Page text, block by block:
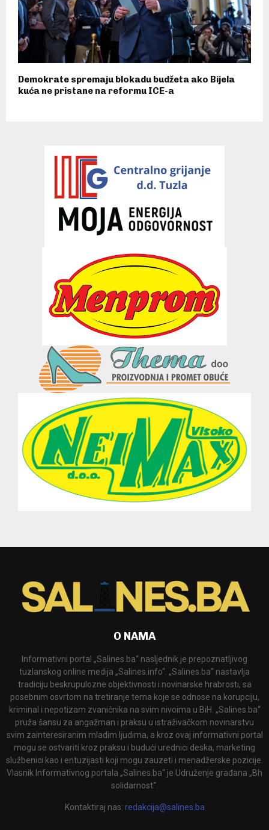
Demokrate spremaju blokadu budžeta ako Bijela
kuća ne pristane na reformu ICE-a
O NAMA
Informativni portal „Salines.ba“ nasljednik je prepoznatljivog
tuzlanskog online medija „Salines.info“. „Salines.ba“ nastavlja
tradiciju beskrupulozne objektivnosti i novinarske hrabrosti, sa
posebnim osvrtom na tretiranje tema koje se odnose na korupciju,
kriminal i nepotizam zvaničnika na svim nivoima u BiH. „Salines.ba“
pruža šansu za angažman i praksu u istraživačkom novinarstvu
svim zainteresiranim mladim ljudima, a kroz ovaj informativni portal
mogu se ostvariti kroz praksu i budući urednici deska, marketing
službenici kao i entuzijasti koji mogu zauzeti i menadžerske pozicije.
Vlasnik Informativnog portala „Salines.ba“ je Udruženje građana „Bh
solidarnost“.
Kontaktiraj nas: redakcija@salines.ba